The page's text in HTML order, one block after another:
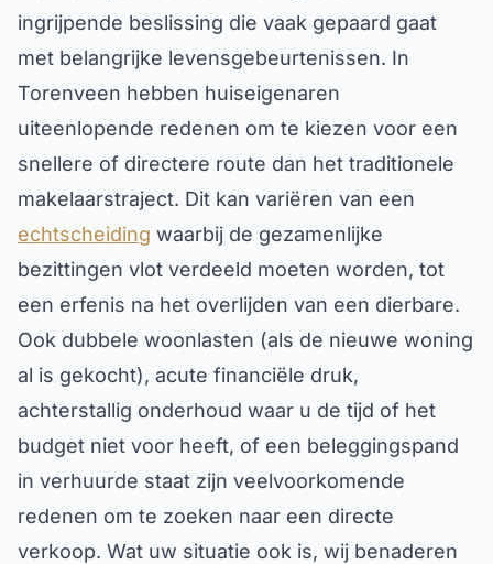
ingrijpende beslissing die vaak gepaard gaat
met belangrijke levensgebeurtenissen. In
Torenveen hebben huiseigenaren
uiteenlopende redenen om te kiezen voor een
snellere of directere route dan het traditionele
makelaarstraject. Dit kan variëren van een
echtscheiding waarbij de gezamenlijke
bezittingen vlot verdeeld moeten worden, tot
een erfenis na het overlijden van een dierbare.
Ook dubbele woonlasten (als de nieuwe woning
al is gekocht), acute financiële druk,
achterstallig onderhoud waar u de tijd of het
budget niet voor heeft, of een beleggingspand
in verhuurde staat zijn veelvoorkomende
redenen om te zoeken naar een directe
verkoop. Wat uw situatie ook is, wij benaderen